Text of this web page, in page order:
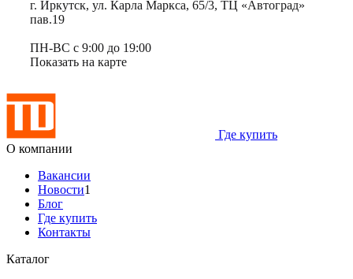
г. Иркутск, ул. Карла Маркса, 65/3, ТЦ «Автоград»
пав.19
ПН-ВС с 9:00 до 19:00
Показать на карте
Где купить
О компании
Вакансии
Новости1
Блог
Где купить
Контакты
Каталог